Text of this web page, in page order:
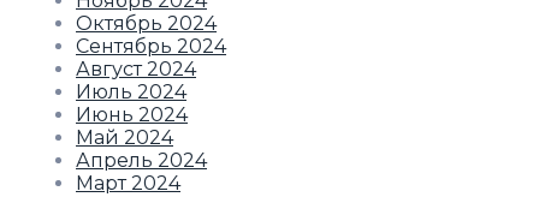
Октябрь 2024
Сентябрь 2024
Август 2024
Июль 2024
Июнь 2024
Май 2024
Апрель 2024
Март 2024